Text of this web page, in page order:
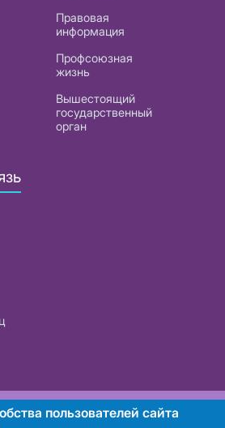
Правовая
информация
Профсоюзная
жизнь
Вышестоящий
государственный
орган
УНП 101007741
пользователей сайта